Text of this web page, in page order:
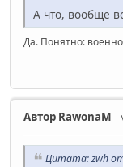
А что, вообще
Да. Понятно:
Автор RawonaM -
Цитата: zwh